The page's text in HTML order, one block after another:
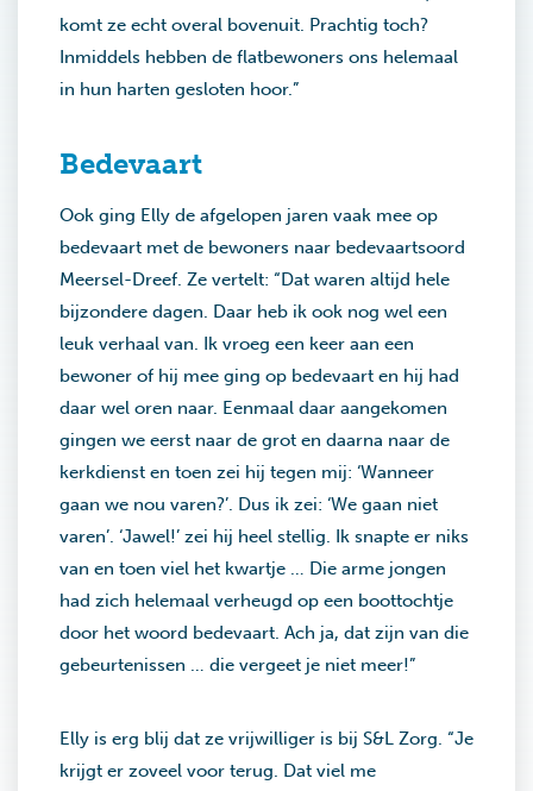
komt ze echt overal bovenuit. Prachtig toch?
Inmiddels hebben de flatbewoners ons helemaal
in hun harten gesloten hoor.”
Bedevaart
Ook ging Elly de afgelopen jaren vaak mee op
bedevaart met de bewoners naar bedevaartsoord
Meersel-Dreef. Ze vertelt: “Dat waren altijd hele
bijzondere dagen. Daar heb ik ook nog wel een
leuk verhaal van. Ik vroeg een keer aan een
bewoner of hij mee ging op bedevaart en hij had
daar wel oren naar. Eenmaal daar aangekomen
gingen we eerst naar de grot en daarna naar de
kerkdienst en toen zei hij tegen mij: ‘Wanneer
gaan we nou varen?’. Dus ik zei: ‘We gaan niet
varen’. ‘Jawel!’ zei hij heel stellig. Ik snapte er niks
van en toen viel het kwartje … Die arme jongen
had zich helemaal verheugd op een boottochtje
door het woord bedevaart. Ach ja, dat zijn van die
gebeurtenissen … die vergeet je niet meer!”
Elly is erg blij dat ze vrijwilliger is bij S&L Zorg. “Je
krijgt er zoveel voor terug. Dat viel me